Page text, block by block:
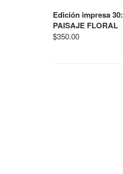
Edición impresa 30:
PAISAJE FLORAL
$350.00